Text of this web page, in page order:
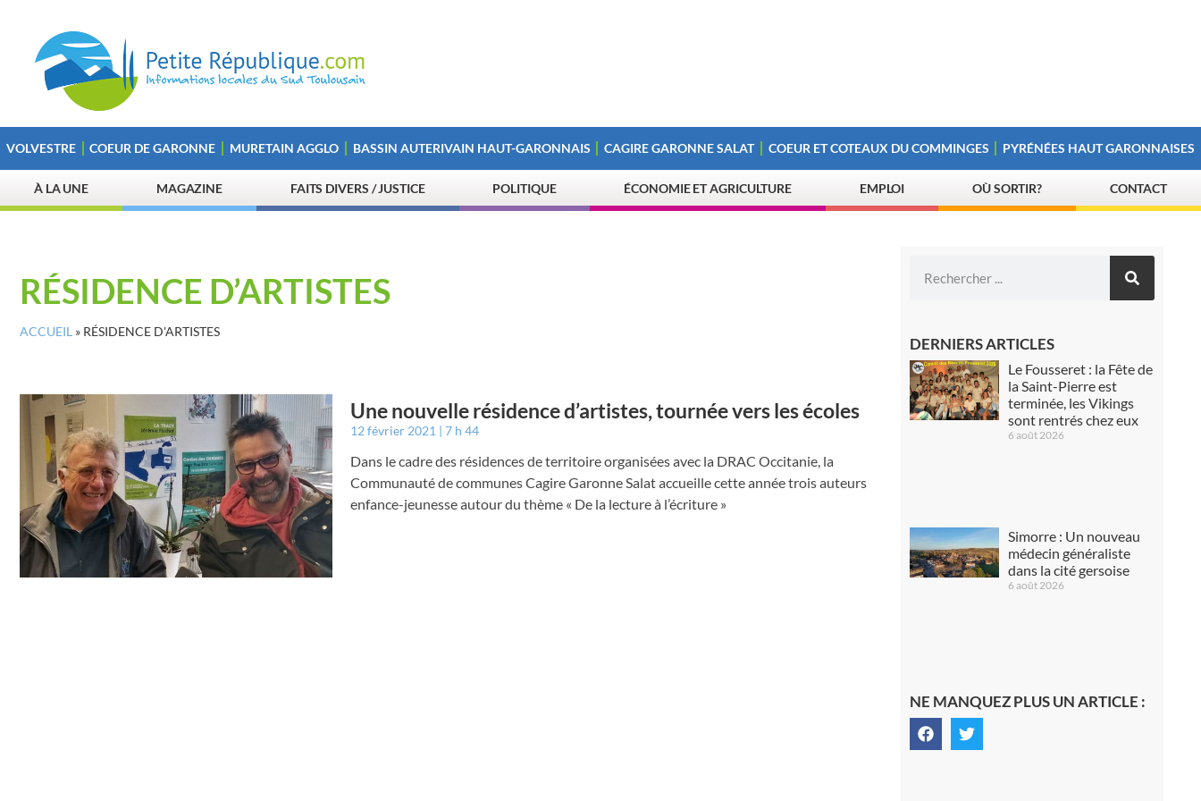
VOLVESTRE COEUR DE GARONNE MURETAIN AGGLO BASSIN AUTERIVAIN HAUT-GARONNAIS CAGIRE GARONNE SALAT COEUR ET COTEAUX DU COMMINGES PYRÉNÉES HAUT GARONNAISES
À LA UNE MAGAZINE FAITS DIVERS / JUSTICE POLITIQUE ÉCONOMIE ET AGRICULTURE EMPLOI OÙ SORTIR? CONTACT
RÉSIDENCE D’ARTISTES
ACCUEIL » RÉSIDENCE D'ARTISTES
Une nouvelle résidence d’artistes, tournée vers les écoles
12 février 2021 7 h 44
Dans le cadre des résidences de territoire organisées avec la DRAC Occitanie, la
Communauté de communes Cagire Garonne Salat accueille cette année trois auteurs
enfance-jeunesse autour du thème « De la lecture à l’écriture »
DERNIERS ARTICLES
Le Fousseret : la Fête de
la Saint-Pierre est
terminée, les Vikings
sont rentrés chez eux
6 août 2026
Simorre : Un nouveau
médecin généraliste
dans la cité gersoise
6 août 2026
NE MANQUEZ PLUS UN ARTICLE :